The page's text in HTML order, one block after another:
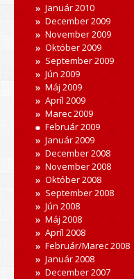
Január 2010
December 2009
November 2009
Október 2009
September 2009
Jún 2009
Máj 2009
Apríl 2009
Marec 2009
Február 2009
Január 2009
December 2008
November 2008
Október 2008
September 2008
Jún 2008
Máj 2008
Apríl 2008
Február/Marec 2008
Január 2008
December 2007